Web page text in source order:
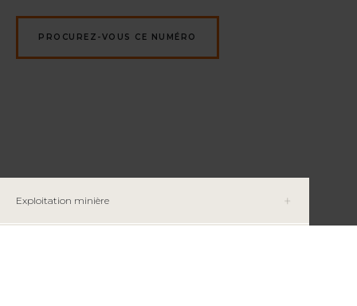
Exploitation minière
PROCUREZ-VOUS CE NUMÉRO